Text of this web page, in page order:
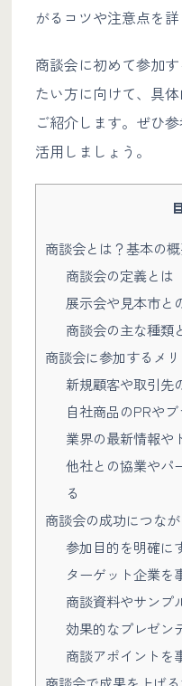
がるコツや注意点を詳
商談会に初めて参加
たい方に向けて、具
ご紹介します。ぜひ
活用しましょう。
商談会とは？基本の
商談会の定義とは
展示会や見本市と
商談会の主な種類
商談会に参加するメ
新規顧客や取引先
自社商品のPRや
業界の最新情報や
他社との協業やパ
る
商談会の成功につな
参加目的を明確に
ターゲット企業を
商談資料やサンプ
効果的なプレゼン
商談アポイントを